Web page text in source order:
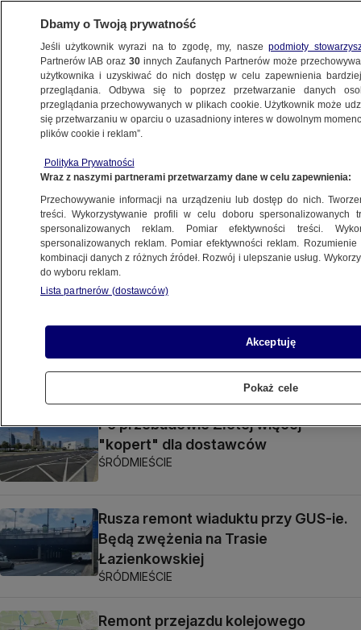
WARSZAWA
ULICE
Jedno ma zniszczony bok, drugie
rozbity przód. Dwie osoby w szpitalu.
MOKOTÓW
"Z nieznanych przyczyn wjechał
w drzewo". Nie żyje
OKOLICE
"Nie ustąpiła pierwszeństwa", doszło
Po przebudowie Złotej więcej
"kopert" dla dostawców
ŚRÓDMIEŚCIE
Rusza remont wiaduktu przy GUS-ie.
Będą zwężenia na Trasie
Łazienkowskiej
ŚRÓDMIEŚCIE
Remont przejazdu kolejowego
Dbamy o Twoją prywatność
Jeśli użytkownik wyrazi na to zgodę, my, naszepodmioty
Partnerów IAB oraz30 innych Zaufanych Partnerów może
użytkownika i uzyskiwać do nich dostęp w celu zapewnienia
przeglądania. Odbywa się to poprzez przetwarzanie danych
przeglądania przechowywanych w plikach cookie. Użytkownik może
się przetwarzaniu w oparciu o uzasadniony interes w dowolnym
plików cookie i reklam”.
Polityka Prywatności
Wraz z naszymi partnerami przetwarzamy dane w celu zapewnienia:
Przechowywanie informacji na urządzeniu lub dostęp do nich.
treści. Wykorzystywanie profili w celu doboru spersonalizowanych
spersonalizowanych reklam. Pomiar efektywności treści.
spersonalizowanych reklam. Pomiar efektywności reklam.
kombinacji danych z różnych źródeł. Rozwój i ulepszanie usług.
do wyboru reklam.
Lista partnerów (dostawców)
Akceptuję
Pokaż cele